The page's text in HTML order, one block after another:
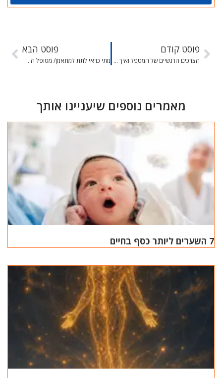
פוסט קודם
הצרכים הרגשיים של המטפל ואיך הם משפיעים על איכות עבודתו
פוסט הבא
מתי כדאי לתת למתאמן/ מטופל הסבר תיאורטי על התהליך שהוא עובר ומתי לא
מאמרים נוספים שיעניינו אותך
7 השערים ליותר כסף בחיים